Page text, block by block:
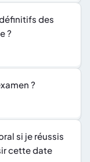
des
?
?
si je réussis
cette date